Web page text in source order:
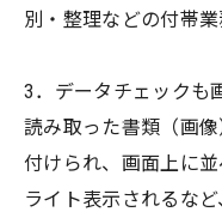
別・整理などの付帯業
3．データチェックも
読み取った書類（画
付けられ、画⾯上に
ライト表⽰されるな